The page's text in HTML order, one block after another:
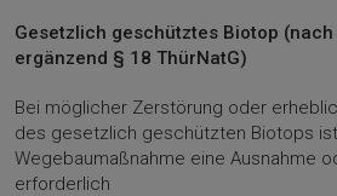
Gesetzlich geschütztes Biotop (nach
ergänzend § 18 ThürNatG)
Bei möglicher Zerstörung oder
des gesetzlich geschützten Biotops
Wegebaumaßnahme eine Ausnahme
erforderlich